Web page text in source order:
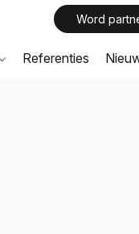
Word
Referenties